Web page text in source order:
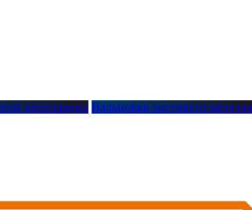
вентиляции Вальцовка листового металла